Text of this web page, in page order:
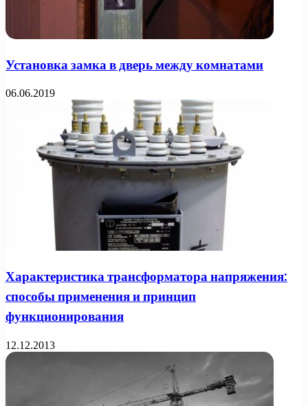
Установка замка в дверь между комнатами
06.06.2019
Характеристика трансформатора напряжения:
способы применения и принцип
функционирования
12.12.2013